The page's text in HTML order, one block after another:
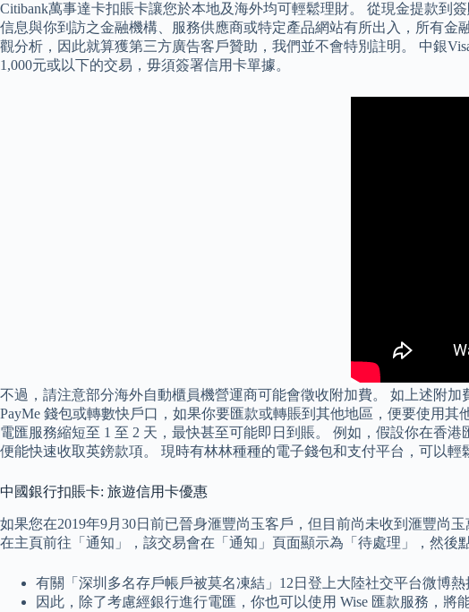
Citibank萬事達卡扣賬卡讓您於本地及海外均可輕鬆理財。 從現金提款到
信息與你到訪之金融機構、服務供應商或特定產品網站有所出入，所有
觀分析，因此就算獲第三方廣告客戶贊助，我們並不會特別註明。 中銀
1,000元或以下的交易，毋須簽署信用卡單據。
不過，請注意部分海外自動櫃員機營運商可能會徵收附加費。 如上述附
PayMe 錢包或轉數快戶口，如果你要匯款或轉賬到其他地區，便要使用
電匯服務縮短至 1 至 2 天，最快甚至可能即日到賬。 例如，假設你在香
便能快速收取英鎊款項。 現時有林林種種的電子錢包和支付平台，可以輕
中國銀行扣賬卡: 旅遊信用卡優惠
如果您在2019年9月30日前已晉身滙豐尚玉客戶，但目前尚未收到滙豐尚
在主頁前往「通知」，該交易會在「通知」頁面顯示為「待處理」，然後
有關「深圳多名存戶帳戶被莫名凍結」12日登上大陸社交平台微博熱
因此，除了考慮經銀行進行電匯，你也可以使用 Wise 匯款服務，將